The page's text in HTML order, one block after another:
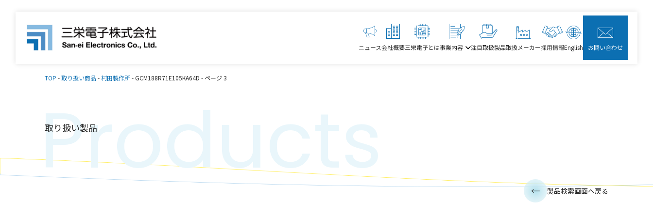
ニュース会社概要三栄電子とは事業内容 注目取扱製品取扱メーカー採用情報English お問い合わせ
TOP -取り扱い商品-村田製作所-GCM188R71E105KA64D - ページ 3
取り扱い製品
Products 製品検索画面へ戻る